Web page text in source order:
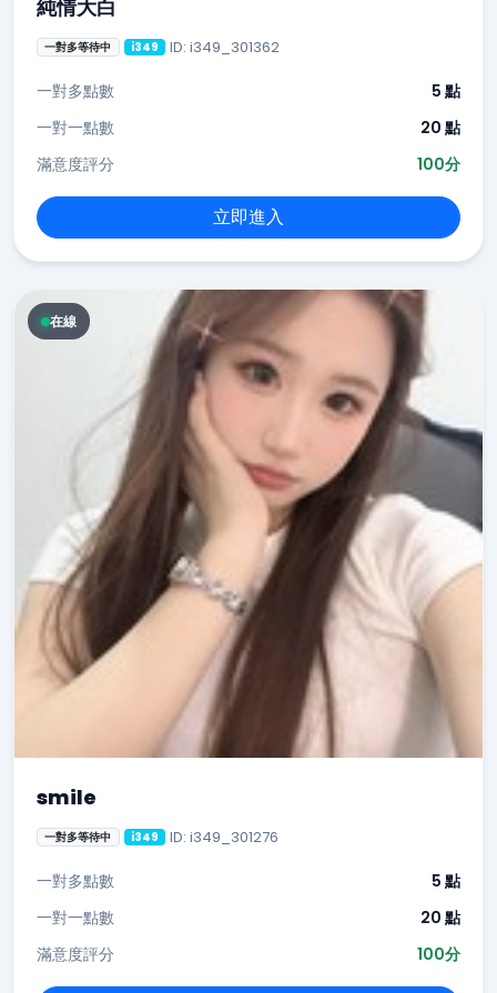
純情大白
一對多等待中 i349 ID: i349_301362
一對多點數
5 點
一對一點數
20 點
滿意度評分
100分
立即進入
在線
smile
一對多等待中 i349 ID: i349_301276
一對多點數
5 點
一對一點數
20 點
滿意度評分
100分